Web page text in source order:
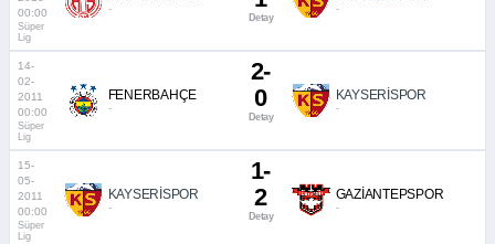
00:00
Süper
Lig
-
Detay
-
14-
02-
2011
00:00
Süper
Lig
FENERBAHÇE
-
2-
0
Detay
KAYSERİSPOR
-
15-
05-
2011
00:00
Süper
Lig
KAYSERİSPOR
-
1-
2
Detay
GAZİANTEPSPOR
-